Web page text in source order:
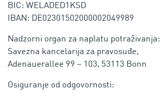
BIC: WELADED1KSD
IBAN: DE02301502000002049989
Nadzorni organ za naplatu potraživanja:
Savezna kancelarija za pravosuđe,
Adenauerallee 99 – 103, 53113 Bonn
Osiguranje od odgovornosti: